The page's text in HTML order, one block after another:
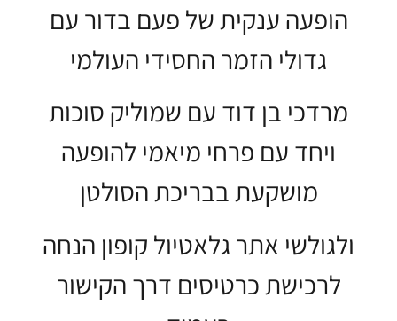
ענקית של פעם בדור עם
גדולי הזמר החסידי העולמי
בן דוד עם שמוליק סוכות
ויחד עם פרחי מיאמי להופעה
מושקעת בבריכת הסולטן
אתר גלאטיול קופון הנחה
לרכישת כרטיסים דרך הקישור